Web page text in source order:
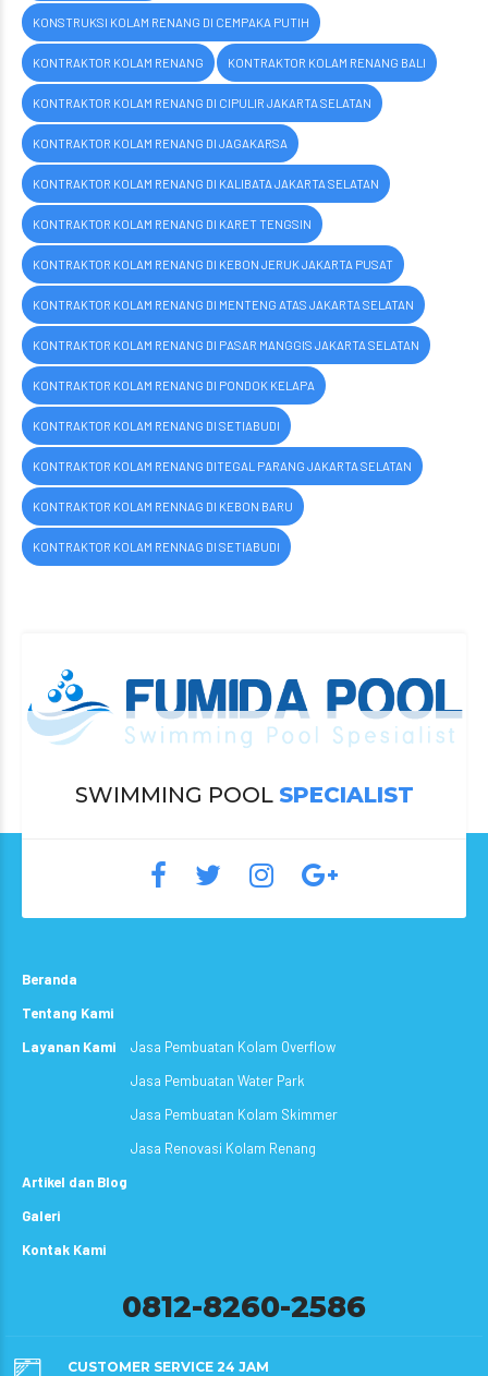
KONSTRUKSI KOLAM RENANG DI CEMPAKA PUTIH
KONTRAKTOR KOLAM RENANG KONTRAKTOR KOLAM RENANG BALI
KONTRAKTOR KOLAM RENANG DI CIPULIR JAKARTA SELATAN
KONTRAKTOR KOLAM RENANG DI JAGAKARSA
KONTRAKTOR KOLAM RENANG DI KALIBATA JAKARTA SELATAN
KONTRAKTOR KOLAM RENANG DI KARET TENGSIN
KONTRAKTOR KOLAM RENANG DI KEBON JERUK JAKARTA PUSAT
KONTRAKTOR KOLAM RENANG DI MENTENG ATAS JAKARTA SELATAN
KONTRAKTOR KOLAM RENANG DI PASAR MANGGIS JAKARTA SELATAN
KONTRAKTOR KOLAM RENANG DI PONDOK KELAPA
KONTRAKTOR KOLAM RENANG DI SETIABUDI
KONTRAKTOR KOLAM RENANG DITEGAL PARANG JAKARTA SELATAN
KONTRAKTOR KOLAM RENNAG DI KEBON BARU
KONTRAKTOR KOLAM RENNAG DI SETIABUDI
SWIMMING POOL SPECIALIST
Beranda
Tentang Kami
Layanan Kami
Jasa Pembuatan Kolam Overflow
Jasa Pembuatan Water Park
Jasa Pembuatan Kolam Skimmer
Jasa Renovasi Kolam Renang
Artikel dan Blog
Galeri
Kontak Kami
0812-8260-2586
CUSTOMER SERVICE 24 JAM